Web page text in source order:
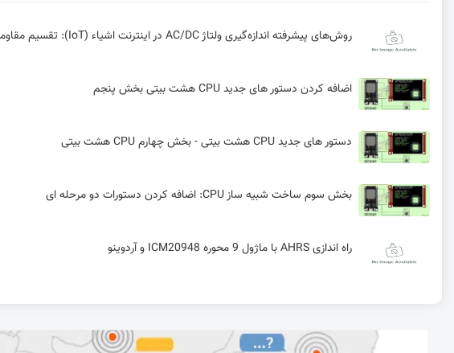
روش‌های پیشرفته اندازه‌گیری ولتاژ AC/DC در اینترنت اشیاء (IoT): تقسیم مقاومتی، PT و V/F برای Smart Metering
اضافه کردن دستور های جدید CPU هشت بیتی بخش پنجم
دستور های جدید CPU هشت بیتی - بخش چهارم CPU هشت بیتی
بخش سوم ساخت شبیه ساز CPU: اضافه کردن دستورات دو مرحله ای
راه اندازی AHRS با ماژول 9 محوره ICM20948 و آردوینو